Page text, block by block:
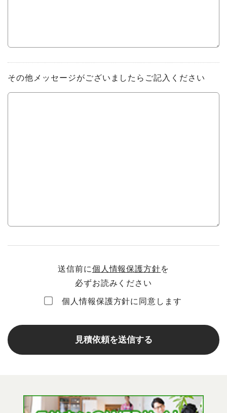
その他メッセージがございましたらご記入ください
送信前に個人情報保護方針を
必ずお読みください
個人情報保護方針に同意します